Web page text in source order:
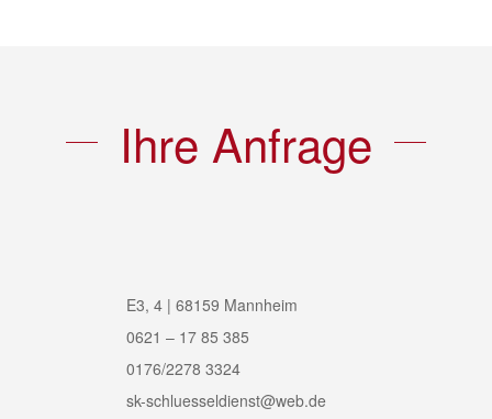
Ihre Anfrage
E3, 4 | 68159 Mannheim
0621 – 17 85 385
0176/2278 3324
sk-schluesseldienst@web.de